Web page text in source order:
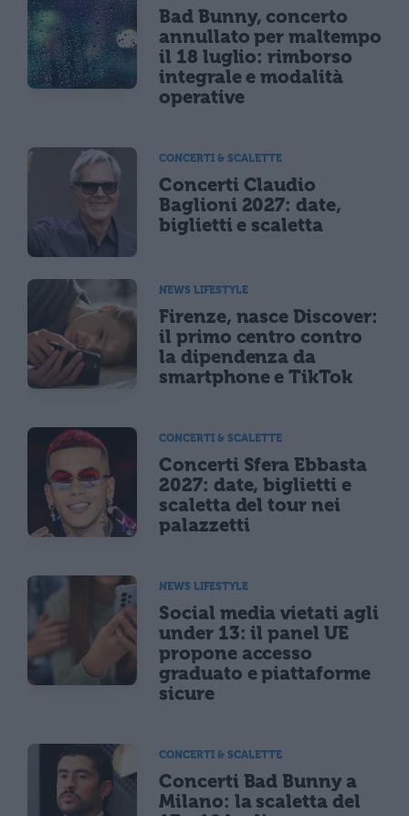
Bad Bunny, concerto
annullato per maltempo
il 18 luglio: rimborso
integrale e modalità
operative
CONCERTI & SCALETTE
Concerti Claudio
Baglioni 2027: date,
biglietti e scaletta
NEWS LIFESTYLE
Firenze, nasce Discover:
il primo centro contro
la dipendenza da
smartphone e TikTok
CONCERTI & SCALETTE
Concerti Sfera Ebbasta
2027: date, biglietti e
scaletta del tour nei
palazzetti
NEWS LIFESTYLE
Social media vietati agli
under 13: il panel UE
propone accesso
graduato e piattaforme
sicure
CONCERTI & SCALETTE
Concerti Bad Bunny a
Milano: la scaletta del